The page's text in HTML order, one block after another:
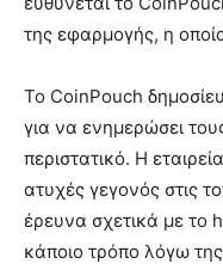
της εφαρμογής, η
Το CoinPouch
για να ενημερώσει
περιστατικό. Η
ατυχές γεγονός στις
έρευνα σχετικά με το
κάποιο τρόπο λόγω